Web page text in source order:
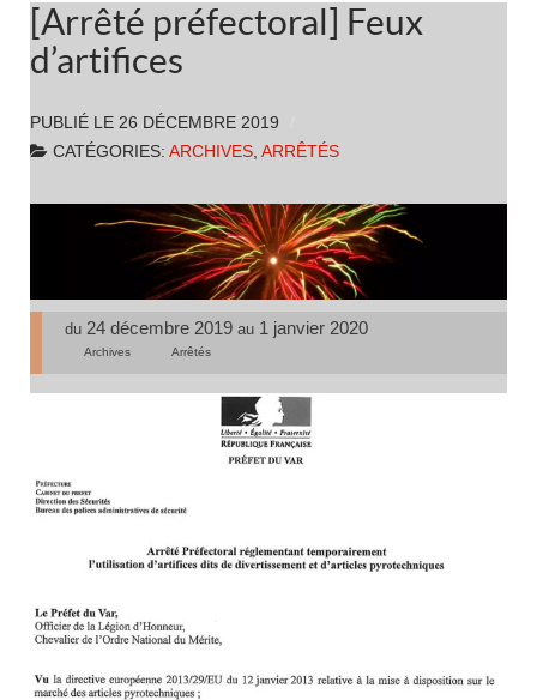
[Arrêté préfectoral] Feux
d’artifices
PUBLIÉ LE 26 DÉCEMBRE 2019
CATÉGORIES: ARCHIVES, ARRÊTÉS
du 24 décembre 2019 au 1 janvier 2020
Archives Arrêtés